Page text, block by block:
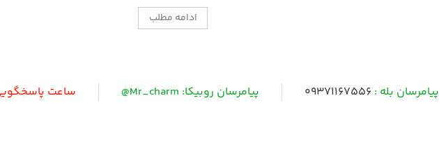
ادامه مطلب
پیامرسان بله : 09371167556 پیامرسان روبیکا: Mr_charm@ ساعت پاسخگویی: 9